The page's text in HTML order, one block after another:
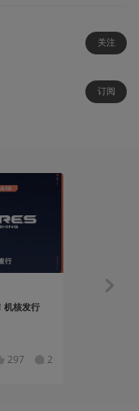
关注
订阅
机核发行
297 2
官方活动